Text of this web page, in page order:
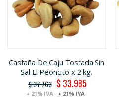
Castaña De Caju Tostada Sin
Sal El Peoncito x 2 kg.
$ 37.763
+ 21% IVA
Oferta
$ 33.985
+ 21% IVA